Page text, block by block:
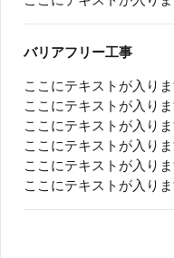
バリアフリー工事
ここにテキストが入り
ここにテキストが入り
ここにテキストが入り
ここにテキストが入り
ここにテキストが入り
ここにテキストが入りま